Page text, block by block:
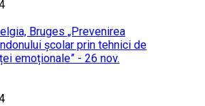
Bruges „Prevenirea
școlar prin tehnici de
emoționale” - 26 nov.